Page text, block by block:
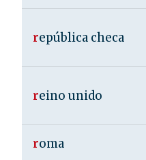
república checa
reino unido
roma